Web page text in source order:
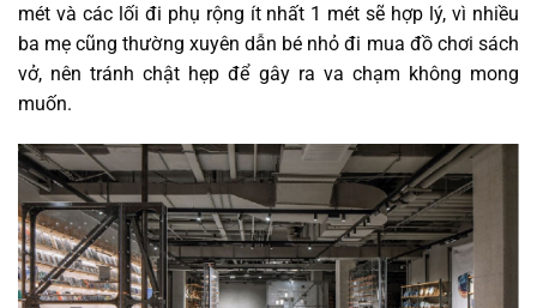
mét và các lối đi phụ rộng ít nhất 1 mét sẽ hợp lý, vì nhiều
ba mẹ cũng thường xuyên dẫn bé nhỏ đi mua đồ chơi sách
vở, nên tránh chật hẹp để gây ra va chạm không mong
muốn.